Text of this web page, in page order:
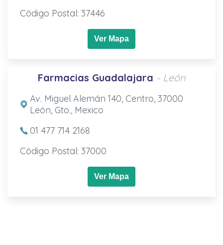
Código Postal: 37446
Ver Mapa
Farmacias Guadalajara - León
Av. Miguel Alemán 140, Centro, 37000
León, Gto., Mexico
01 477 714 2168
Código Postal: 37000
Ver Mapa